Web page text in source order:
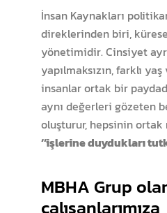
İnsan Kaynakları
direklerinden biri,
yönetimidir. Cinsiyet
yapılmaksızın, farklı
insanlar ortak bir
aynı değerleri gözeten
oluşturur, hepsinin ortak
‘’işlerine duydukları
MBHA Grup